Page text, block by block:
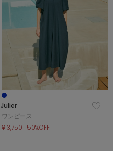
Julier
ワンピース
¥13,750
50%OFF